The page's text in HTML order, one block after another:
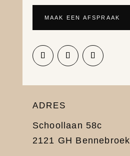
MAAK EEN AFSPRAAK
ADRES
Schoollaan 58c
2121 GH Bennebroek